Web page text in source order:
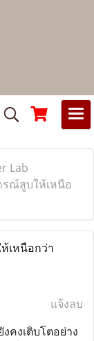
Lab
รณ์สูบให้เหนือ
เหนือกว่า
แจ้งลบ
คงเติบโตอย่าง